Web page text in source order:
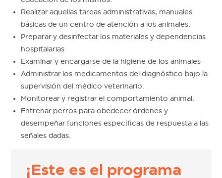
Realizar aquellas tareas administrativas, manuales
básicas de un centro de atención a los animales.
Preparar y desinfectar los materiales y dependencias
hospitalarias
Examinar y encargarse de la higiene de los animales
Administrar los medicamentos del diagnóstico bajo la
supervisión del médico veterinario.
Monitorear y registrar el comportamiento animal.
Entrenar perros para obedecer órdenes y
desempeñar funciones específicas de respuesta a las
señales dadas.
¡Este es el programa